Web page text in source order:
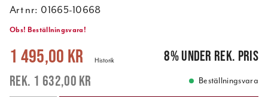
Art nr: 01665-10668
Obs! Beställningsvara!
Nuvarande pris: 1 495,00 kr 1 632,00 kr
1 495,00 kr
1 632,00 kr
Historik 8%under rek. pris
Beställningsvara